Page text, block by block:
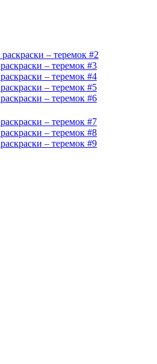
раскраски – теремок #2
раскраски – теремок #3
раскраски – теремок #4
раскраски – теремок #5
раскраски – теремок #6
раскраски – теремок #7
раскраски – теремок #8
раскраски – теремок #9